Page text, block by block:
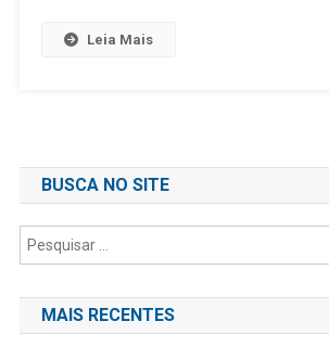
Leia Mais
BUSCA NO SITE
MAIS RECENTES